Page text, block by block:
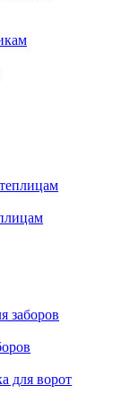
заборов
для ворот